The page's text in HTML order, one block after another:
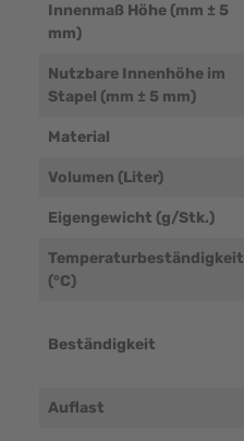
Innenmaß Höhe (mm ± 5
mm)
Nutzbare Innenhöhe im
Stapel (mm ± 5 mm)
Material
Volumen (Liter)
Eigengewicht (g/Stk.)
Temperaturbeständigkeit
(°C)
Beständigkeit
Auflast